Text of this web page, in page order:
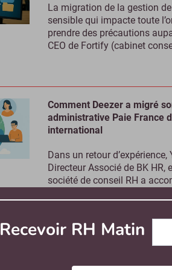
La migration de la gestion
sensible qui impacte toute
prendre des précautions
CEO de Fortify (cabinet
Comment Deezer a migré
administrative Paie France
international
Dans un retour d’expérience,
Directeur Associé de BK HR,
société de conseil RH a
Bulletins de paie
Recevoir RH Matin